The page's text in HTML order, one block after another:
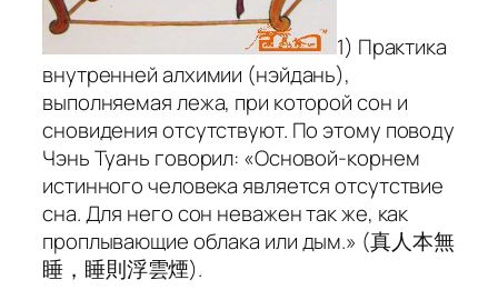
1) Практика
внутренней алхимии (нэйдань),
выполняемая лежа, при которой сон и
сновидения отсутствуют. По этому поводу
Чэнь Туань говорил: «Основой-корнем
истинного человека является отсутствие
сна. Для него сон неважен так же, как
проплывающие облака или дым.» (真人本無
睡，睡則浮雲煙).